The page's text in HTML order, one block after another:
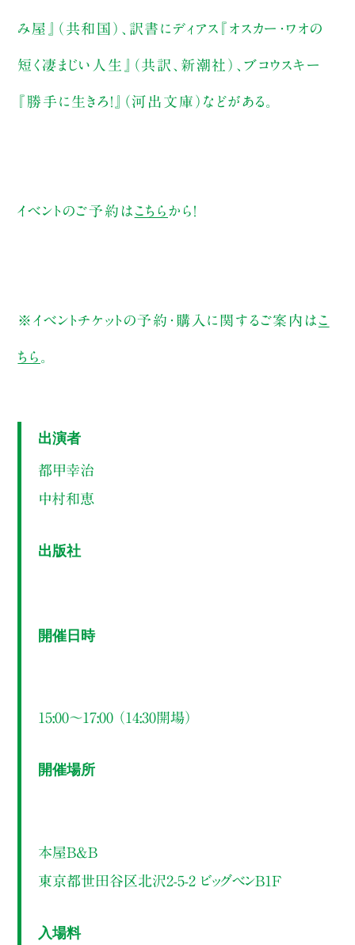
み屋』（共和国）、訳書にディアス『オスカー・ワオの
短く凄まじい人生』（共訳、新潮社）、ブコウスキー
『勝手に生きろ！』（河出文庫）などがある。
イベントのご予約は こちら から！
※イベントチケットの予約・購入に関するご案内は こ
ちら
出演者
都甲幸治
中村和恵
出版社
開催日時
15:00～17:00 （14:30開場）
開催場所
本屋B&B
東京都世田谷区北沢2-5-2 ビッグベンB1F
入場料